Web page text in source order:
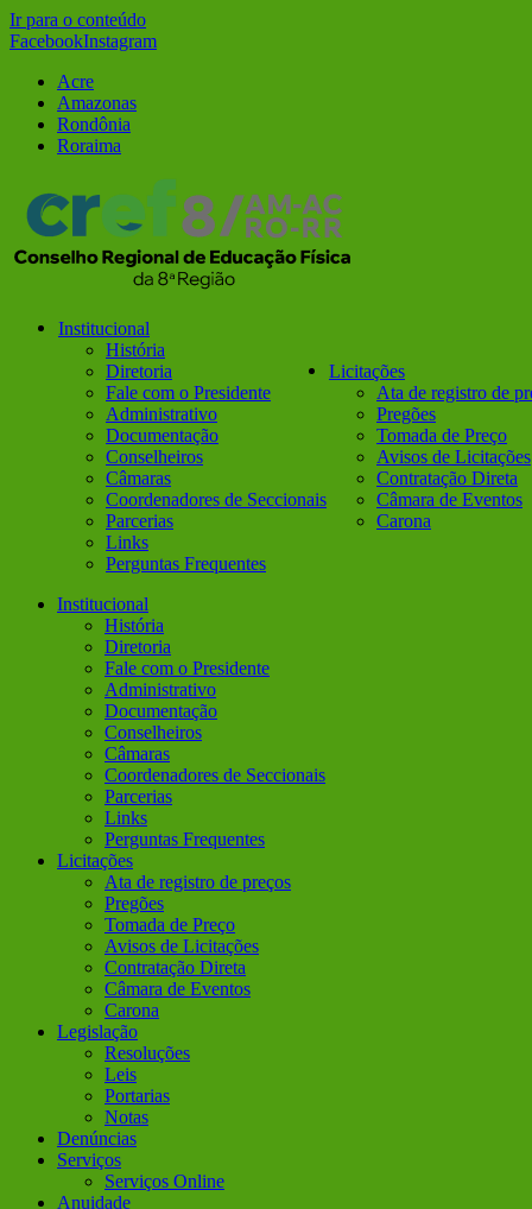
Ir para o conteúdo
FacebookInstagram
Acre
Amazonas
Rondônia
Roraima
Institucional
História
Diretoria
Fale com o Presidente
Administrativo
Documentação
Conselheiros
Câmaras
Coordenadores de Seccionais
Parcerias
Links
Perguntas Frequentes
Licitações
Ata de registro de
Pregões
Tomada de Preço
Avisos de Licitações
Contratação Direta
Câmara de Eventos
Carona
Institucional
História
Diretoria
Fale com o Presidente
Administrativo
Documentação
Conselheiros
Câmaras
Coordenadores de Seccionais
Parcerias
Links
Perguntas Frequentes
Licitações
Ata de registro de preços
Pregões
Tomada de Preço
Avisos de Licitações
Contratação Direta
Câmara de Eventos
Carona
Legislação
Resoluções
Leis
Portarias
Notas
Denúncias
Serviços
Serviços Online
Anuidade